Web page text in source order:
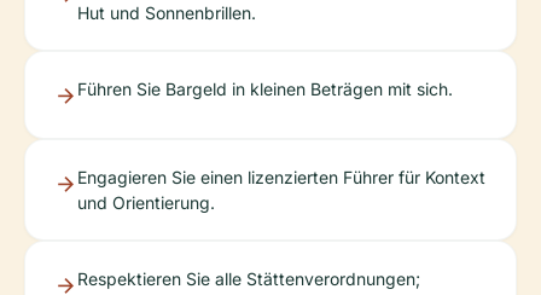
Hut und Sonnenbrillen.
Führen Sie Bargeld in kleinen Beträgen mit sich.
Engagieren Sie einen lizenzierten Führer für Kontext
und Orientierung.
Respektieren Sie alle Stättenverordnungen;